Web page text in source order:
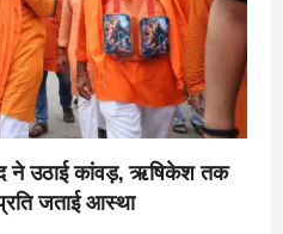
ने उठाई कांवड़, ऋषिकेश तक
जताई आस्था